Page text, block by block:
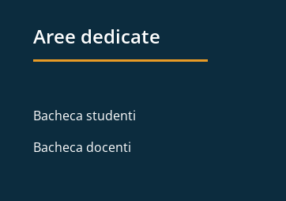
Aree dedicate
Bacheca studenti
Bacheca docenti